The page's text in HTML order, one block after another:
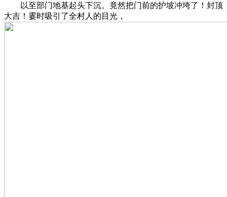
以至部门地基起头下沉。竟然把门前的护坡冲垮了！封顶
大吉！霎时吸引了全村人的目光，